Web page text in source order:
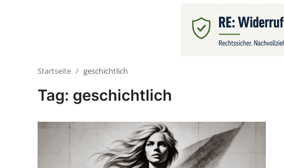
Startseite geschichtlich
Tag: geschichtlich